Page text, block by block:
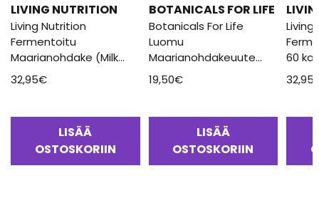
LIVING NUTRITION
Living Nutrition
Fermentoitu
Maarianohdake (Milk
Thistle) 60 Kaps
32,95€
LISÄÄ
OSTOSKORIIN
BOTANICALS FOR LIFE
Botanicals For Life
Luomu
Maarianohdakeuute
(Milk Thistle) 50ml
19,50€
LISÄÄ
OSTOSKORIIN
60
32,95